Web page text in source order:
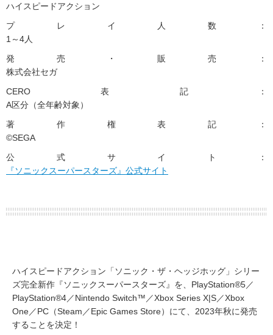
ハイスピードアクション
プレイ人数：
1～4人
発売・販売：
株式会社セガ
CERO表記：
A区分（全年齢対象）
著作権表記：
©SEGA
公式サイト：
『ソニックスーパースターズ』公式サイト
ハイスピードアクション「ソニック・ザ・ヘッジホッグ」シリー
ズ完全新作『ソニックスーパースターズ』を、PlayStation®5／
PlayStation®4／Nintendo Switch™／Xbox Series X|S／Xbox
One／PC（Steam／Epic Games Store）にて、2023年秋に発売
することを決定！